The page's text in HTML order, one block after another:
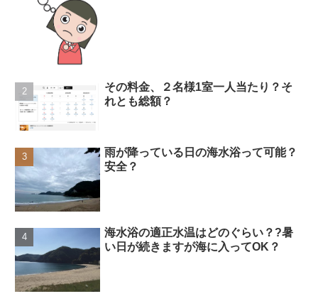
その料金、２名様1室一人当たり？そ
れとも総額？
雨が降っている日の海水浴って可能？
安全？
海水浴の適正水温はどのぐらい？?暑
い日が続きますが海に入ってOK？